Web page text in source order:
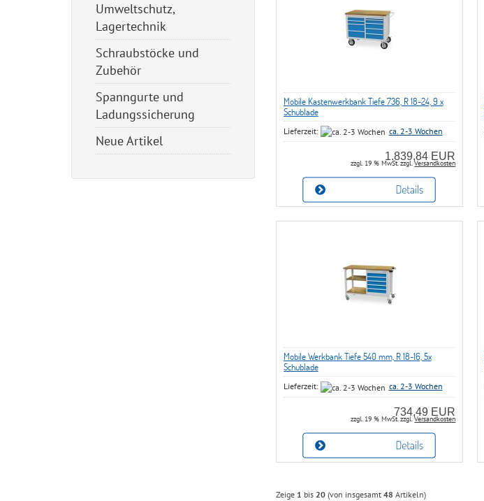
Umweltschutz,
Lagertechnik
Schraubstöcke und
Zubehör
Spanngurte und
Ladungssicherung
Neue Artikel
Mobile Kastenwerkbank Tiefe 736, R 18-24, 9 x
Schublade
Lieferzeit: ca. 2-3 Wochen
1.839,84 EUR
zzgl. 19 % MwSt. zzgl.Versandkosten
Mobile Werkbank Tiefe 540 mm, R 18-16, 5x
Schublade
Lieferzeit: ca. 2-3 Wochen
734,49 EUR
zzgl. 19 % MwSt. zzgl.Versandkosten
Zeige 1 bis 20(von insgesamt 48 Artikeln)